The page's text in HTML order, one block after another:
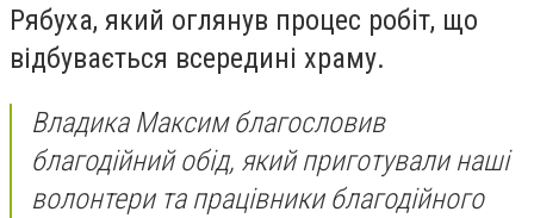
Рябуха, який оглянув процес робіт, що
відбувається всередині храму.
Владика Максим благословив
благодійний обід, який приготували наші
волонтери та працівники благодійного